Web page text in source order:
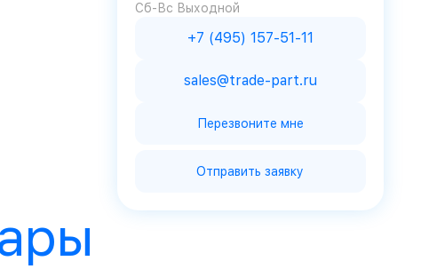
Сб-Вс Выходной
+7 (495) 157-51-11
sales@trade-part.ru
Перезвоните мне
Отправить заявку